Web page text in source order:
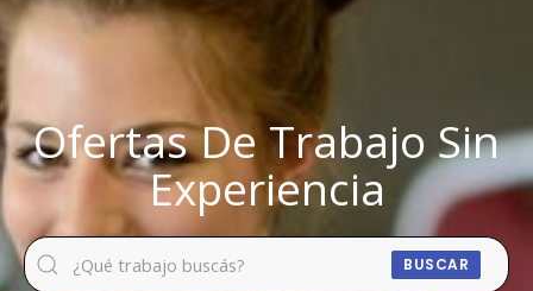
Ofertas De Trabajo Sin
Experiencia
BUSCAR